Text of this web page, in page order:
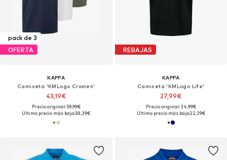
pack de 3
OFERTA
KAPPA
Camiseta 'KMLogo Cromen'
43,19€
Precio original: 59,99€
Último precio más bajo:38,39€
REBAJAS
KAPPA
Camiseta 'KMLogo Life'
27,99€
Precio original: 34,99€
Último precio más bajo:22,39€